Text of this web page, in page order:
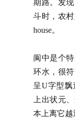
期路。发
斗时，农
house
阆中是个
环水，很
呈U字型飘
上出状元
本上离它